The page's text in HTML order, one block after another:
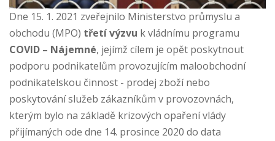
Dne 15. 1. 2021 zveřejnilo Ministerstvo průmyslu a
obchodu (MPO) třetí výzvu k vládnímu programu
COVID – Nájemné, jejímž cílem je opět poskytnout
podporu podnikatelům provozujícím maloobchodní
podnikatelskou činnost - prodej zboží nebo
poskytování služeb zákazníkům v provozovnách,
kterým bylo na základě krizových opaření vlády
přijímaných ode dne 14. prosince 2020 do data